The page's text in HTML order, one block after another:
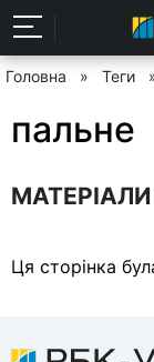
Головна » Теги
пальне
Ця сторінка